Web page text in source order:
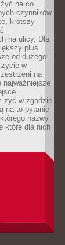
na co
czynników
krótszy
na ulicy. Dla
plus.
od dużego –
w
na
najważniejsze
żyć w zgodzie
na to pytanie
nazwy
które dla nich